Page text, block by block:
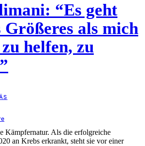
“Es geht
Größeres als mich
helfen, zu
Kämpfernatur. Als die erfolgreiche
an Krebs erkrankt, steht sie vor einer